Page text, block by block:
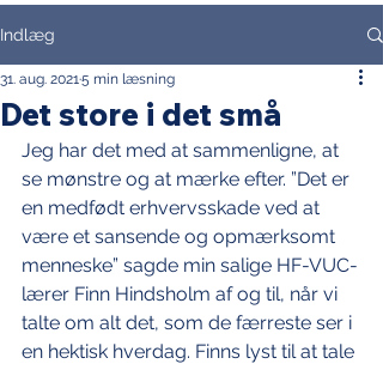
Indlæg
Det store i det små
31. aug. 20215 min læsning
Jeg har det med at sammenligne, at
se mønstre og at mærke efter. ”Det er
en medfødt erhvervsskade ved at
være et sansende og opmærksomt
menneske” sagde min salige HF-VUC-
lærer Finn Hindsholm af og til, når vi
talte om alt det, som de færreste ser i
en hektisk hverdag. Finns lyst til at tale